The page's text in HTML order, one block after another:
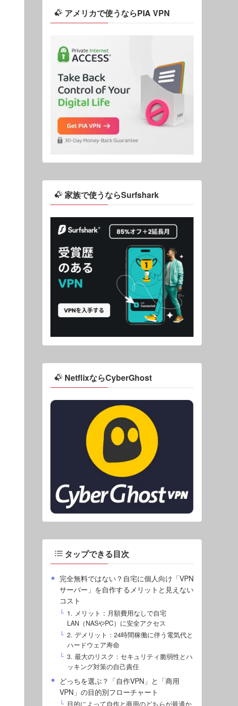
アメリカで使うならPIA VPN
家族で使うならSurfshark
NetflixならCyberGhost
タップできる目次
完全無料ではない？自宅に個人向け「VPN
サーバー」を自作するメリットと見えない
コスト
1. メリット：月額費用なしで自宅
LAN（NASやPC）に安全アクセス
2. デメリット：24時間稼働に伴う電気代と
ハードウェア寿命
3. 最大のリスク：セキュリティ脆弱性とハ
ッキング対策の自己責任
どっちを選ぶ？「自作VPN」と「商用
VPN」の目的別フローチャート
目的によって自作と商用のどちらが最適か